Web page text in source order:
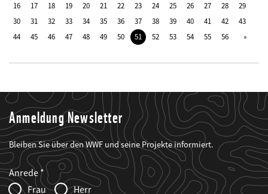
16
17 18 19 20 21 22 23 24 25 26 27 28
29
30
31 32 33 34 35 36 37 38 39 40 41 42
43
44
45 46 47 48 49 50 51 52 53 54 55 56
Anmeldung Newsletter
Bleiben Sie über den WWF und seine Projekte informiert.
Web2Case
Infofelder
Fieldset
anrede_name
Anrede
Frau
Herr